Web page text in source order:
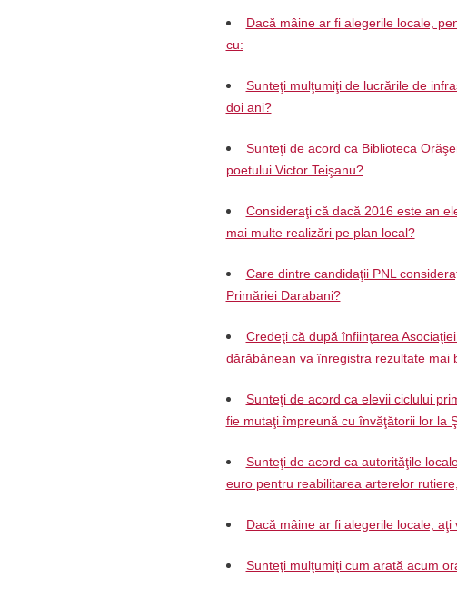
Dacă mâine ar fi alegerile locale,
cu:
Sunteţi mulţumiţi de lucrările de
doi ani?
Sunteţi de acord ca Biblioteca
poetului Victor Teişanu?
Consideraţi că dacă 2016 este an
mai multe realizări pe plan local?
Care dintre candidaţii PNL
Primăriei Darabani?
Credeţi că după înfiinţarea
dărăbănean va înregistra rezultate mai
Sunteţi de acord ca elevii ciclului
fie mutaţi împreună cu învăţătorii lor la
Sunteţi de acord ca autorităţile
euro pentru reabilitarea arterelor
Dacă mâine ar fi alegerile locale,
Sunteţi mulţumiţi cum arată acum